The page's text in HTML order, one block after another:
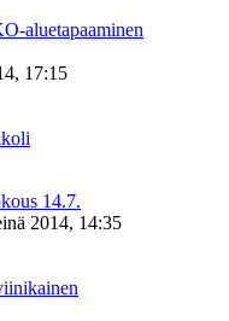
aluetapaaminen
17:15
14.7.
2014, 14:35